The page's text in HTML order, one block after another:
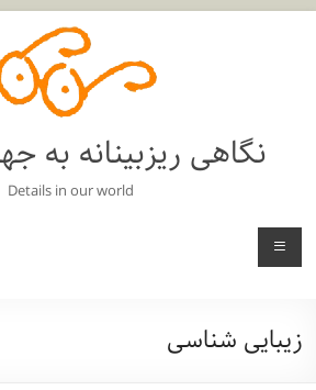
نگاهی ریزبینانه به
Details in our world
منو
زیبایی شناسی